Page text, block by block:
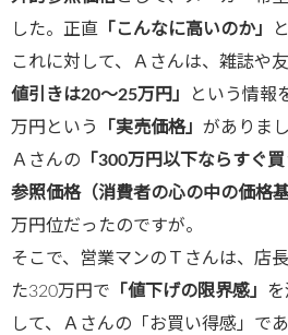
した。正直 「こんなに高いのか」
これに対して、Ａさんは、雑誌や
値引きは20〜25万円」
という情報
万円という
「実売価格」 がありまし
Ａさんの 「300万円以下ならすぐ買
参照価格（消費者の心の中の価格基
万円位だったのですが。
そこで、営業マンのＴさんは、店
た320万円で 「値下げの限界感」
して、Ａさんの「お買い得感」で